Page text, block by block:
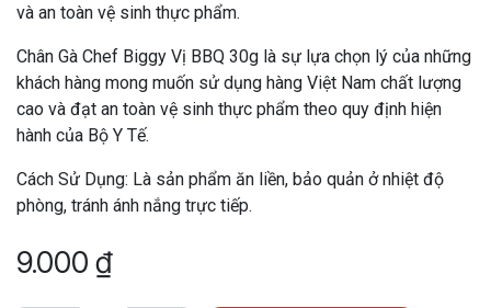
và an toàn vệ sinh thực phẩm.
Chân Gà Chef Biggy Vị BBQ 30g là sự lựa chọn lý của những
khách hàng mong muốn sử dụng hàng Việt Nam chất lượng
cao và đạt an toàn vệ sinh thực phẩm theo quy định hiện
hành của Bộ Y Tế.
Cách Sử Dụng: Là sản phẩm ăn liền, bảo quản ở nhiệt độ
phòng, tránh ánh nắng trực tiếp.
9.000 ₫